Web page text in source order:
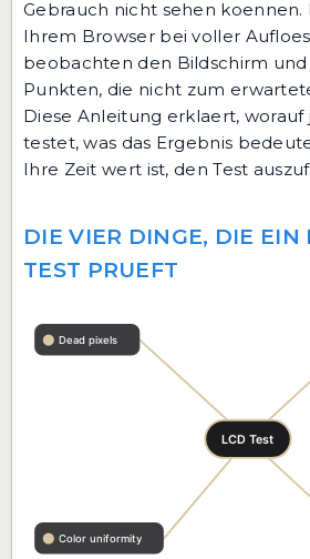
Gebrauch nicht sehen koennen.
Ihrem Browser bei voller
beobachten den Bildschirm
Punkten, die nicht zum
Diese Anleitung erklaert, worauf
testet, was das Ergebnis
Ihre Zeit wert ist, den Test
DIE VIER DINGE, DIE EIN
TEST PRUEFT